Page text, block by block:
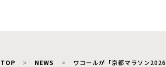
TOP NEWS
ワコールが「京都マラソン